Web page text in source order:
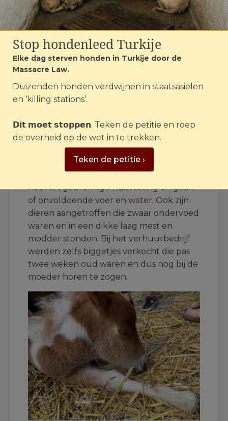
Dierenwelzijnsorganisatie House of
Animals is al jaren luis in de pels van Bert
Roelofs, die bij de organisatie in het vizier
kwam na vele meldingen van misstanden
op het gebied van dierenwelzijn. De
Nederlandse Voedsel- en Warenautoriteit
overtredingen bij het
dierenverhuurbedrijf. Zo werden er
kadavers in een defecte koelcel
en stelden zij ernstige
verwaarlozing vast, zoals doorgegroeide
hoeven, gebrekkige huisvesting en geen
of onvoldoende voer en water. Ook zijn
dieren aangetroffen die zwaar ondervoed
waren en in een dikke laag mest en
modder stonden. Bij het verhuurbedrijf
werden zelfs biggetjes verkocht die pas
twee weken oud waren en dus nog bij de
moeder horen te zogen.
Stop hondenleed Turkije
Elke dag sterven honden in Turkije door de
Massacre Law.
Duizenden honden verdwijnen in staatsasielen
en ‘killing stations’.
𝗗𝗶𝘁 𝗺𝗼𝗲𝘁 𝘀𝘁𝗼𝗽𝗽𝗲𝗻. Teken de petitie en roep
de overheid op de wet in te trekken.
Teken de petitie ›